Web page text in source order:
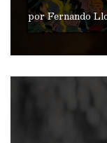
porFernando